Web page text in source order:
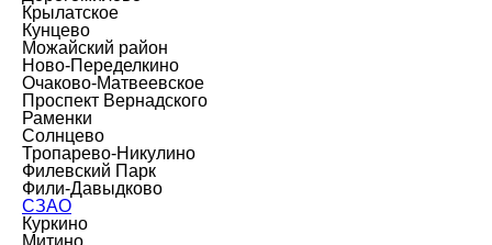
Крылатское
Кунцево
Можайский район
Ново-Переделкино
Очаково-Матвеевское
Проспект Вернадского
Раменки
Солнцево
Тропарево-Никулино
Филевский Парк
Фили-Давыдково
СЗАО
Куркино